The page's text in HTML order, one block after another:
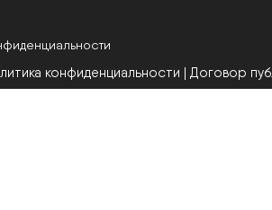
конфиденциальности | Договор